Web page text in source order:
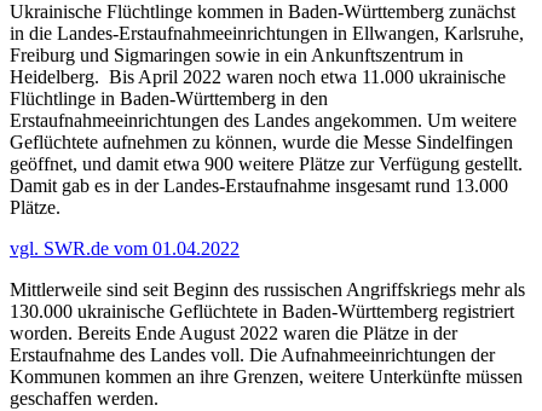
Ukrainische Flüchtlinge kommen in Baden-Württemberg zunächst
in die Landes-Erstaufnahmeeinrichtungen in Ellwangen, Karlsruhe,
Freiburg und Sigmaringen sowie in ein Ankunftszentrum in
Heidelberg. Bis April 2022 waren noch etwa 11.000 ukrainische
Flüchtlinge in Baden-Württemberg in den
Erstaufnahmeeinrichtungen des Landes angekommen. Um weitere
Geflüchtete aufnehmen zu können, wurde die Messe Sindelfingen
geöffnet, und damit etwa 900 weitere Plätze zur Verfügung gestellt.
Damit gab es in der Landes-Erstaufnahme insgesamt rund 13.000
Plätze.
vgl. SWR.de vom 01.04.2022
Mittlerweile sind seit Beginn des russischen Angriffskriegs mehr als
130.000 ukrainische Geflüchtete in Baden-Württemberg registriert
worden. Bereits Ende August 2022 waren die Plätze in der
Erstaufnahme des Landes voll. Die Aufnahmeeinrichtungen der
Kommunen kommen an ihre Grenzen, weitere Unterkünfte müssen
geschaffen werden.